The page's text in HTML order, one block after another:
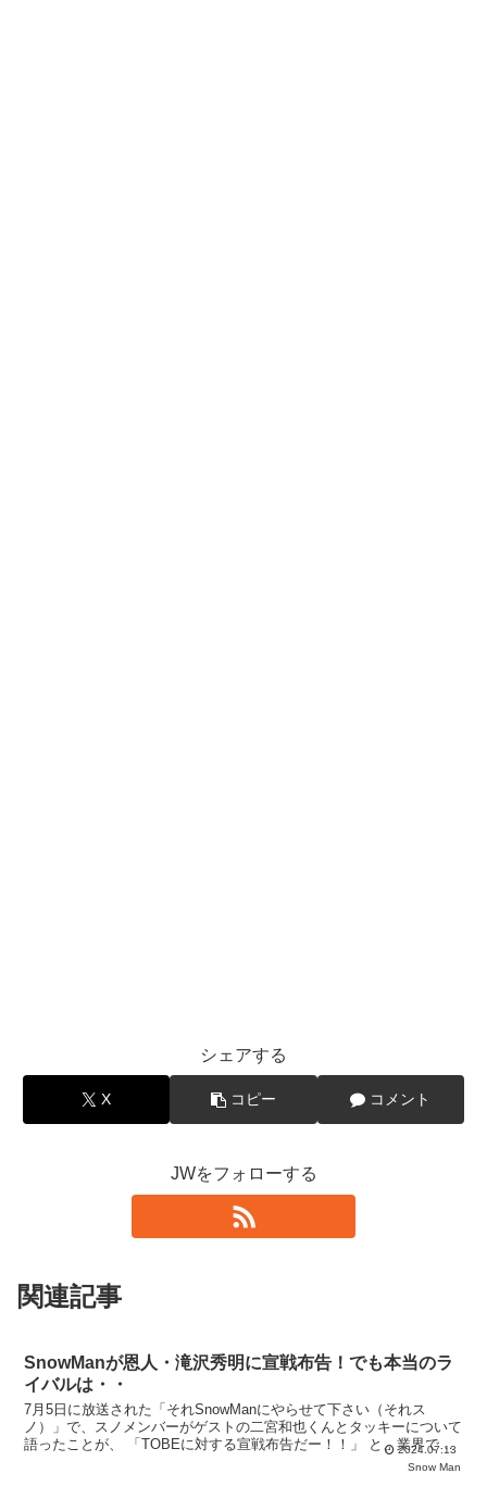
シェアする
X コピー コメント
JWをフォローする
関連記事
SnowManが恩人・滝沢秀明に宣戦布告！でも本当のラ
イバルは・・
7月5日に放送された「それSnowManにやらせて下さい（それス
ノ）」で、スノメンバーがゲストの二宮和也くんとタッキーについて
語ったことが、 「TOBEに対する宣戦布告だー！！」 と、業界で話
2024.07.13
Snow Man